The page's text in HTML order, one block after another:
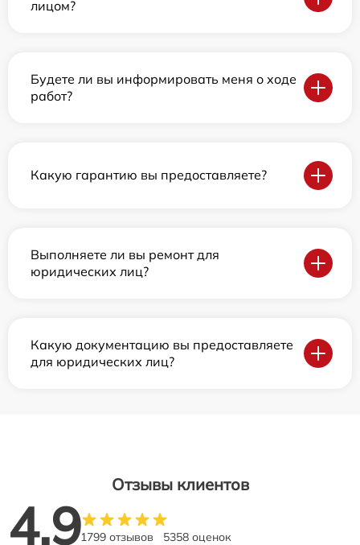
лицом?
Будете ли вы информировать меня о ходе
работ?
Какую гарантию вы предоставляете?
Выполняете ли вы ремонт для
юридических лиц?
Какую документацию вы предоставляете
для юридических лиц?
Отзывы клиентов
4.91799 отзывов 5358 оценок